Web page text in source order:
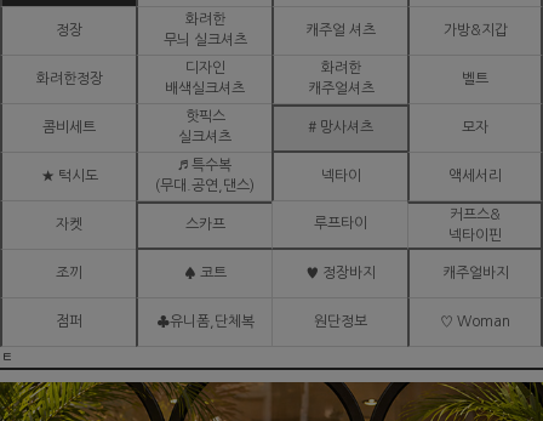
정장
화려한
무늬 실크셔츠
캐주얼 셔츠 가방&지갑
화려한정장
디자인
배색실크셔츠
화려한
캐주얼셔츠
벨트
콤비세트
핫픽스
실크셔츠
# 망사셔츠 모자
★ 턱시도
♬ 특수복
(무대.공연,댄스)
넥타이 액세서리
자켓 스카프 루프타이
커프스&
넥타이핀
조끼 ♠ 코트 ♥ 정장바지 캐주얼바지
점퍼 ♣유니폼,단체복 원단정보 ♡ Woman
ㅌ